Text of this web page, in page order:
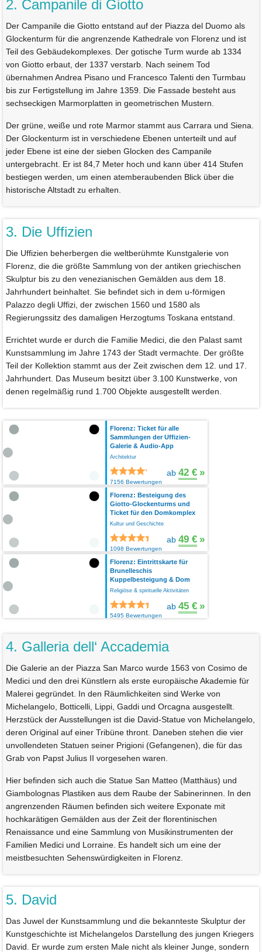
2. Campanile di Giotto
Der Campanile die Giotto entstand auf der Piazza del Duomo als
Glockenturm für die angrenzende Kathedrale von Florenz und ist
Teil des Gebäudekomplexes. Der gotische Turm wurde ab 1334
von Giotto erbaut, der 1337 verstarb. Nach seinem Tod
übernahmen Andrea Pisano und Francesco Talenti den Turmbau
bis zur Fertigstellung im Jahre 1359. Die Fassade besteht aus
sechseckigen Marmorplatten in geometrischen Mustern.
Der grüne, weiße und rote Marmor stammt aus Carrara und Siena.
Der Glockenturm ist in verschiedene Ebenen unterteilt und auf
jeder Ebene ist eine der sieben Glocken des Campanile
untergebracht. Er ist 84,7 Meter hoch und kann über 414 Stufen
bestiegen werden, um einen atemberaubenden Blick über die
historische Altstadt zu erhalten.
3. Die Uffizien
Die Uffizien beherbergen die weltberühmte Kunstgalerie von
Florenz, die die größte Sammlung von der antiken griechischen
Skulptur bis zu den venezianischen Gemälden aus dem 18.
Jahrhundert beinhaltet. Sie befindet sich in dem u-förmigen
Palazzo degli Uffizi, der zwischen 1560 und 1580 als
Regierungssitz des damaligen Herzogtums Toskana entstand.
Errichtet wurde er durch die Familie Medici, die den Palast samt
Kunstsammlung im Jahre 1743 der Stadt vermachte. Der größte
Teil der Kollektion stammt aus der Zeit zwischen dem 12. und 17.
Jahrhundert. Das Museum besitzt über 3.100 Kunstwerke, von
denen regelmäßig rund 1.700 Objekte ausgestellt werden.
Florenz: Ticket für alle
Sammlungen der Uffizien-
Galerie & Audio-App
Architektur
7156 Bewertungen
ab 42 € »
Florenz: Besteigung des
Giotto-Glockenturms und
Ticket für den Domkomplex
Kultur und Geschichte
1098 Bewertungen
ab 49 € »
Florenz: Eintrittskarte für
Brunelleschis
Kuppelbesteigung & Dom
Religiöse & spirituelle Aktivitäten
5495 Bewertungen
ab 45 € »
4. Galleria dell‘ Accademia
Die Galerie an der Piazza San Marco wurde 1563 von Cosimo de
Medici und den drei Künstlern als erste europäische Akademie für
Malerei gegründet. In den Räumlichkeiten sind Werke von
Michelangelo, Botticelli, Lippi, Gaddi und Orcagna ausgestellt.
Herzstück der Ausstellungen ist die David-Statue von Michelangelo,
deren Original auf einer Tribüne thront. Daneben stehen die vier
unvollendeten Statuen seiner Prigioni (Gefangenen), die für das
Grab von Papst Julius II vorgesehen waren.
Hier befinden sich auch die Statue San Matteo (Matthäus) und
Giambolognas Plastiken aus dem Raube der Sabinerinnen. In den
angrenzenden Räumen befinden sich weitere Exponate mit
hochkarätigen Gemälden aus der Zeit der florentinischen
Renaissance und eine Sammlung von Musikinstrumenten der
Familien Medici und Lorraine. Es handelt sich um eine der
meistbesuchten Sehenswürdigkeiten in Florenz.
5. David
Das Juwel der Kunstsammlung und die bekannteste Skulptur der
Kunstgeschichte ist Michelangelos Darstellung des jungen Kriegers
David. Er wurde zum ersten Male nicht als kleiner Junge, sondern